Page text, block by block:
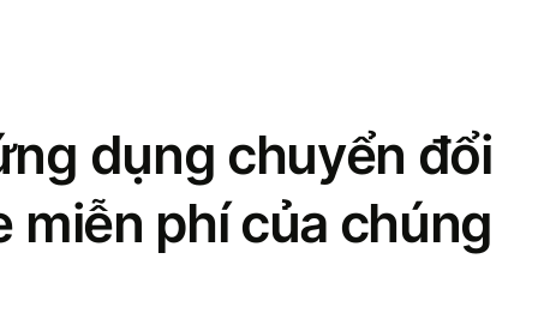
dụng chuyển đổi
miễn phí của chúng